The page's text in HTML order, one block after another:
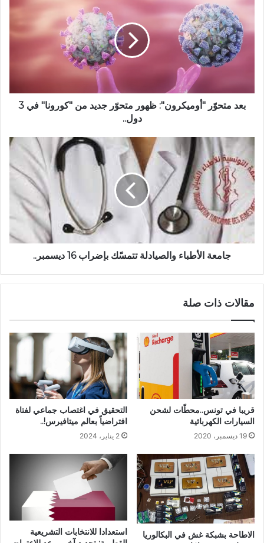
بعد متحوّر "أوميكرون": ظهور متحوّر جديد من "كورونا" في 3
دول..
جامعة الأطباء والصيادلة تتمسّك بإضراب 16 ديسمبر..
مقالات ذات صلة
قريبا في تونس..محطّات لشحن
السيارات الكهربائية
19 ديسمبر، 2020
التحقيق في اغتصاب جماعي لفتاة
افتراضياً بعالم ميتافيرس!..
2 يناير، 2024
الاطاحة بشبكة غش في البكالوريا
استعدادا للانتخابات التشريعية